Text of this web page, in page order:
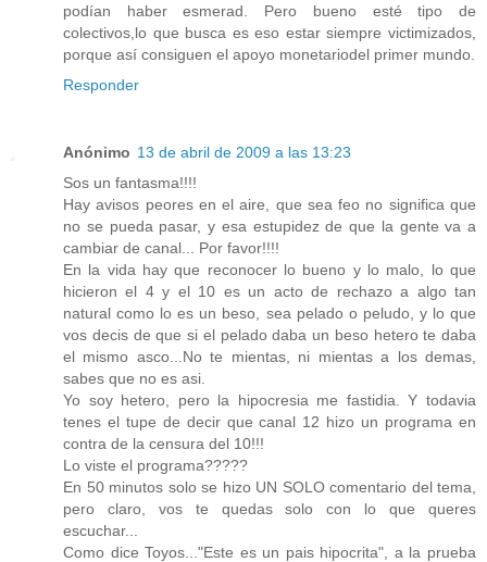
podían haber esmerad. Pero bueno esté tipo de
colectivos,lo que busca es eso estar siempre victimizados,
porque así consiguen el apoyo monetariodel primer mundo.
Responder
Anónimo 13 de abril de 2009 a las 13:23
Sos un fantasma!!!!
Hay avisos peores en el aire, que sea feo no significa que
no se pueda pasar, y esa estupidez de que la gente va a
cambiar de canal... Por favor!!!!
En la vida hay que reconocer lo bueno y lo malo, lo que
hicieron el 4 y el 10 es un acto de rechazo a algo tan
natural como lo es un beso, sea pelado o peludo, y lo que
vos decis de que si el pelado daba un beso hetero te daba
el mismo asco...No te mientas, ni mientas a los demas,
sabes que no es asi.
Yo soy hetero, pero la hipocresia me fastidia. Y todavia
tenes el tupe de decir que canal 12 hizo un programa en
contra de la censura del 10!!!
Lo viste el programa?????
En 50 minutos solo se hizo UN SOLO comentario del tema,
pero claro, vos te quedas solo con lo que queres
escuchar...
Como dice Toyos..."Este es un pais hipocrita", a la prueba